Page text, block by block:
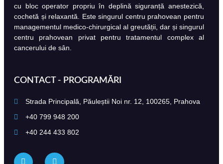
cu bloc operator propriu în deplină siguranță anestezică,
cochetă și relaxantă. Este singurul centru prahovean pentru
managementul medico-chirurgical al greutății, dar și singurul
centru prahovean privat pentru tratamentul complex al
cancerului de sân.
CONTACT - PROGRAMĂRI
Strada Principală, Păuleștii Noi nr. 12, 100265, Prahova
+40 799 948 200
+40 244 433 802